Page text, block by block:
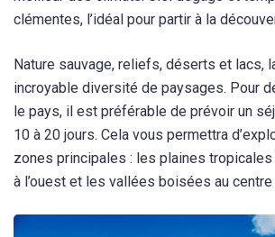
clémentes, l’idéal pour partir à la
Nature sauvage, reliefs, déserts et lacs,
incroyable diversité de paysages. Pour
le pays, il est préférable de prévoir un
10 à 20 jours. Cela vous permettra
zones principales : les plaines tropicales
à l’ouest et les vallées boisées au centre